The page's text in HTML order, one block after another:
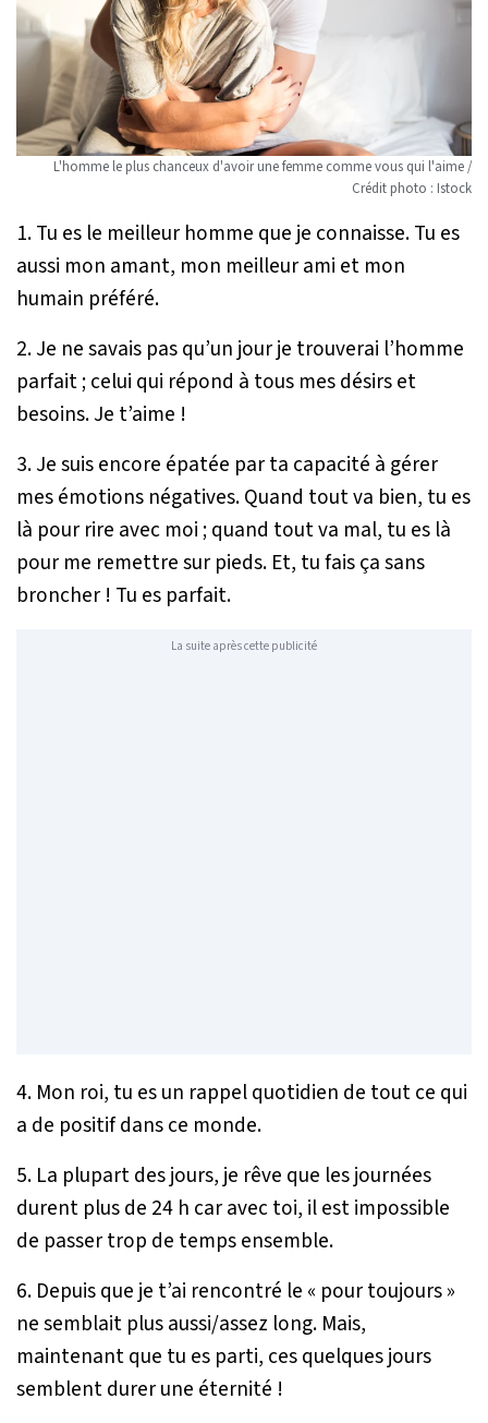
L'homme le plus chanceux d'avoir une femme comme vous qui l'aime /
Crédit photo : Istock
1. Tu es le meilleur homme que je connaisse. Tu es
aussi mon amant, mon meilleur ami et mon
humain préféré.
2. Je ne savais pas qu’un jour je trouverai l’homme
parfait ; celui qui répond à tous mes désirs et
besoins. Je t’aime !
3. Je suis encore épatée par ta capacité à gérer
mes émotions négatives. Quand tout va bien, tu es
là pour rire avec moi ; quand tout va mal, tu es là
pour me remettre sur pieds. Et, tu fais ça sans
broncher ! Tu es parfait.
La suite après cette publicité
4. Mon roi, tu es un rappel quotidien de tout ce qui
a de positif dans ce monde.
5. La plupart des jours, je rêve que les journées
durent plus de 24 h car avec toi, il est impossible
de passer trop de temps ensemble.
6. Depuis que je t’ai rencontré le « pour toujours »
ne semblait plus aussi/assez long. Mais,
maintenant que tu es parti, ces quelques jours
semblent durer une éternité !